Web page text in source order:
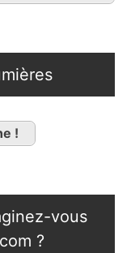
!
vous
?